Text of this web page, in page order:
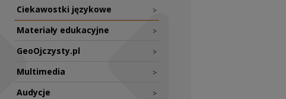
Ciekawostki językowe >
Materiały edukacyjne >
GeoOjczysty.pl >
Multimedia >
Audycje >